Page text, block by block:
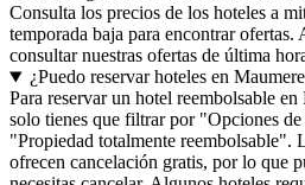
Consulta los precios de los hoteles a
temporada baja para encontrar ofertas.
consultar nuestras ofertas de última
¿Puedo reservar hoteles en
Para reservar un hotel reembolsable
solo tienes que filtrar por "Opciones
"Propiedad totalmente reembolsable".
ofrecen cancelación gratis, por lo que